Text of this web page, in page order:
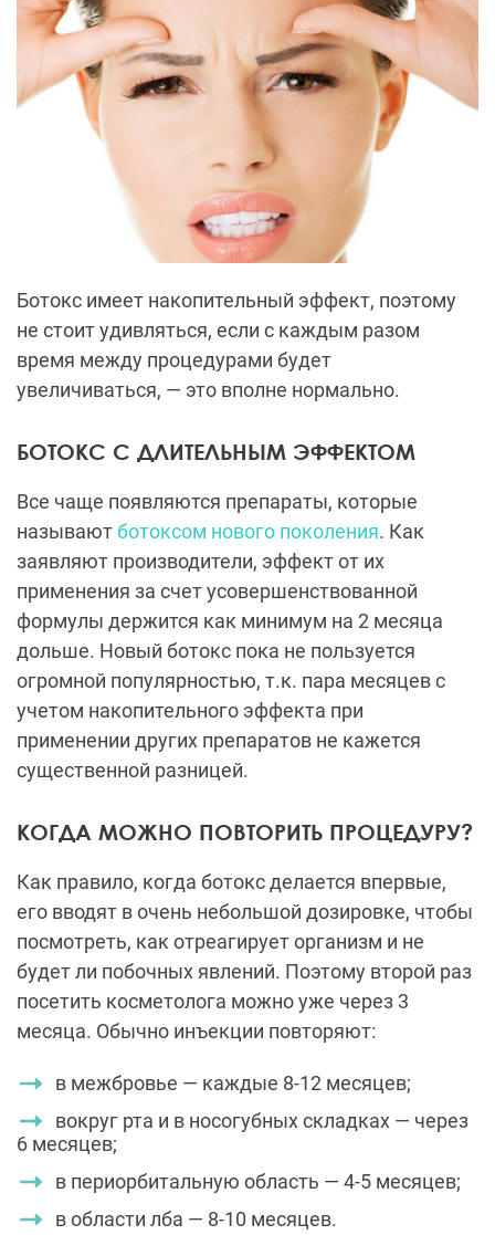
Ботокс имеет накопительный эффект, поэтому
не стоит удивляться, если с каждым разом
время между процедурами будет
увеличиваться, — это вполне нормально.
БОТОКС С ДЛИТЕЛЬНЫМ ЭФФЕКТОМ
Все чаще появляются препараты, которые
называютботоксом нового поколения. Как
заявляют производители, эффект от их
применения за счет усовершенствованной
формулы держится как минимум на 2 месяца
дольше. Новый ботокс пока не пользуется
огромной популярностью, т.к. пара месяцев с
учетом накопительного эффекта при
применении других препаратов не кажется
существенной разницей.
КОГДА МОЖНО ПОВТОРИТЬ ПРОЦЕДУРУ?
Как правило, когда ботокс делается впервые,
его вводят в очень небольшой дозировке, чтобы
посмотреть, как отреагирует организм и не
будет ли побочных явлений. Поэтому второй раз
посетить косметолога можно уже через 3
месяца. Обычно инъекции повторяют:
в межбровье — каждые 8-12 месяцев;
вокруг рта и в носогубных складках — через
6 месяцев;
в периорбитальную область — 4-5 месяцев;
в области лба — 8-10 месяцев.